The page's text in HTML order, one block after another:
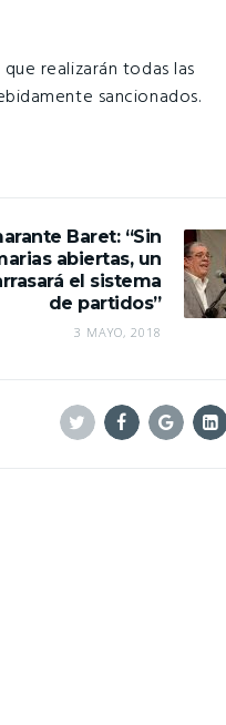
realizarán todas las
sancionados.
Baret: “Sin
abiertas, un
el sistema
de partidos”
3 MAYO, 2018